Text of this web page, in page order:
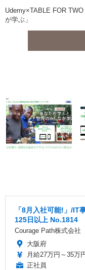
Udemy×TABLE FOR
が学ぶ」
「8月入社可能!」/IT
125日以上 No.1814
Courage Path株式会社
大阪府
月給27万円～35万
正社員